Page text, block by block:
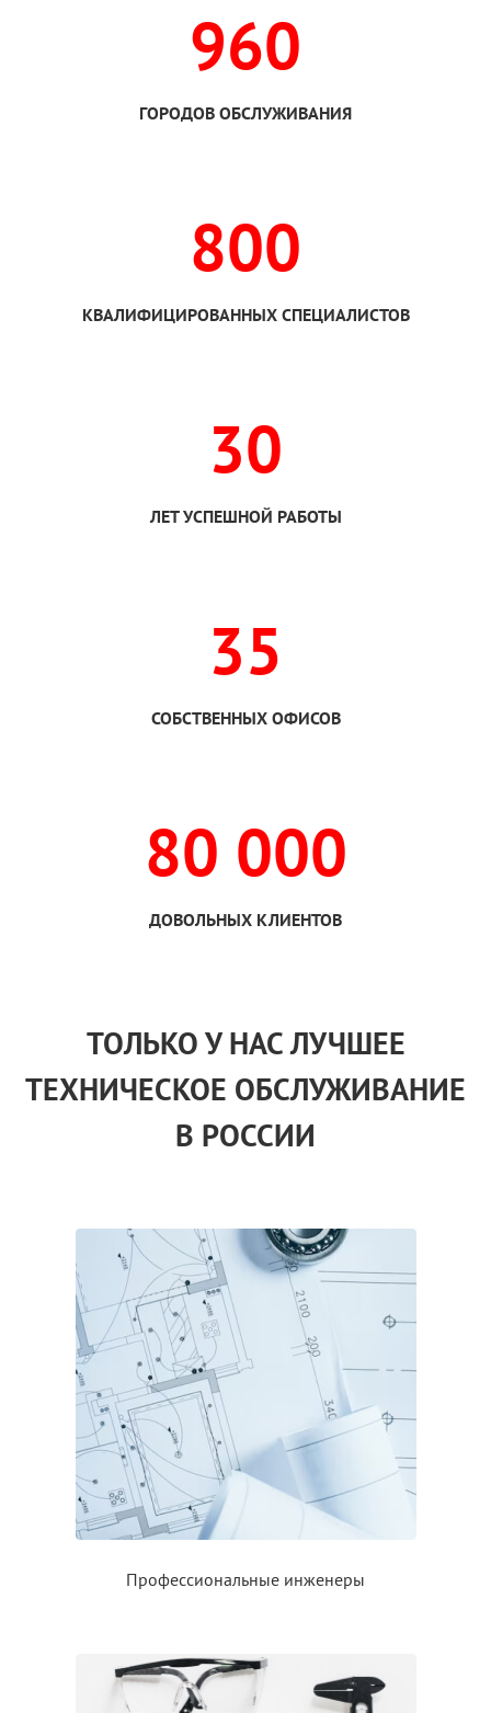
960
ГОРОДОВ ОБСЛУЖИВАНИЯ
800
КВАЛИФИЦИРОВАННЫХ СПЕЦИАЛИСТОВ
30
ЛЕТ УСПЕШНОЙ РАБОТЫ
35
СОБСТВЕННЫХ ОФИСОВ
80 000
ДОВОЛЬНЫХ КЛИЕНТОВ
ТОЛЬКОУ НАСЛУЧШЕЕ
ТЕХНИЧЕСКОЕ ОБСЛУЖИВАНИЕ
В РОССИИ
Профессиональные инженеры